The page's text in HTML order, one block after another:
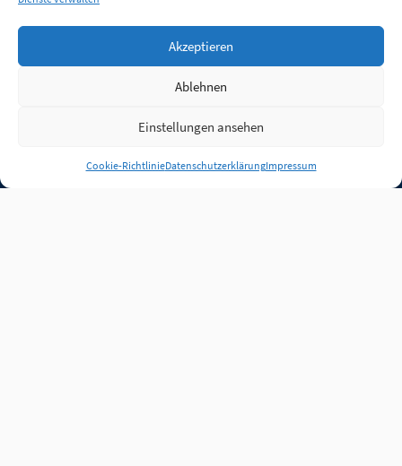
Akzeptieren
Ablehnen
Einstellungen ansehen
Cookie-RichtlinieDatenschutzerklärungImpressum
Anmelden
Jobs Partner FAQ Quellen